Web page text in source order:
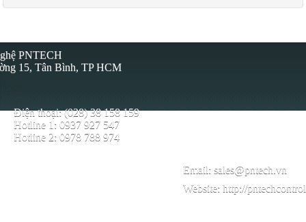
PNTECH
15, Tân Bình, TP HCM
Điện thoại: (028) 38 158 159
Hotline 1: 0937 927 547
Hotline 2: 0978 788 974
Email: sales@pntech.vn
Website: http://